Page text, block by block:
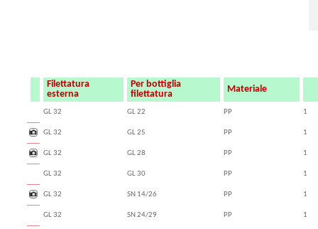
Filettatura
esterna
Per bottiglia
filettatura
Materiale
GL 32 GL 22 PP 1
GL 32 GL 25 PP 1
GL 32 GL 28 PP 1
GL 32 GL 30 PP 1
GL 32 SN 14/26 PP 1
GL 32 SN 24/29 PP 1